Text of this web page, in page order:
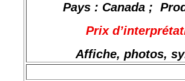
Pays : Canada ;
Prix
Affiche, photos,